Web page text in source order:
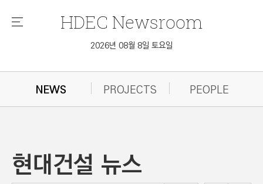
메
HDEC Newsroom
2026년 08월 8일 토요일
NEWS PROJECTS PEOPLE
현대건설 뉴스